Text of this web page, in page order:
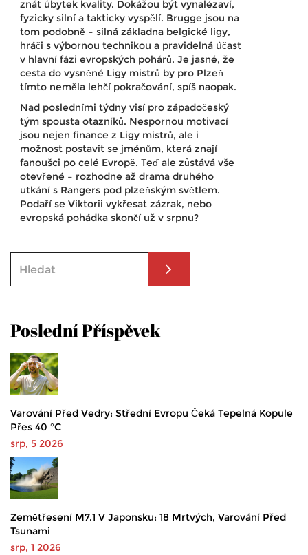
znát úbytek kvality. Dokážou být vynalézaví,
fyzicky silní a takticky vyspělí. Brugge jsou na
tom podobně – silná základna belgické ligy,
hráči s výbornou technikou a pravidelná účast
v hlavní fázi evropských pohárů. Je jasné, že
cesta do vysněné Ligy mistrů by pro Plzeň
tímto neměla lehčí pokračování, spíš naopak.
Nad posledními týdny visí pro západočeský
tým spousta otazníků. Nespornou motivací
jsou nejen finance z Ligy mistrů, ale i
možnost postavit se jménům, která znají
fanoušci po celé Evropě. Teď ale zůstává vše
otevřené – rozhodne až drama druhého
utkání s Rangers pod plzeňským světlem.
Podaří se Viktorii vykřesat zázrak, nebo
evropská pohádka skončí už v srpnu?
Poslední Příspěvek
Varování Před Vedry: Střední Evropu Čeká Tepelná Kopule
Přes 40 °C
srp, 5 2026
Zemětřesení M7.1 V Japonsku: 18 Mrtvých, Varování Před
Tsunami
srp, 1 2026